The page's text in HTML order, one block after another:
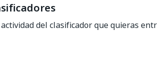
del clasificador que quieras